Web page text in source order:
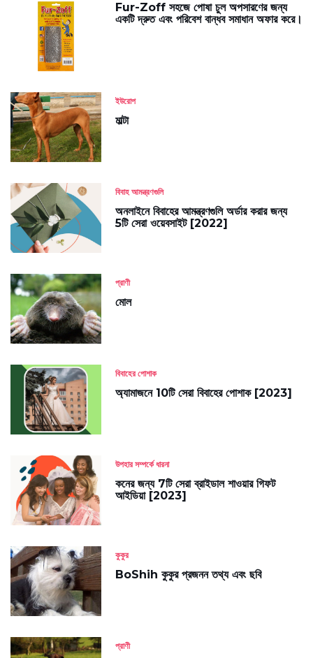
Fur-Zoff সহজে পোষা চুল অপসারণের জন্য
একটি দ্রুত এবং পরিবেশ বান্ধব সমাধান অফার করে।
ইউরোপ
মাল্টা
বিবাহ আমন্ত্রণগুলি
অনলাইনে বিবাহের আমন্ত্রণগুলি অর্ডার করার জন্য
5টি সেরা ওয়েবসাইট [2022]
প্রাণী
মোল
বিবাহের পোশাক
অ্যামাজনে 10টি সেরা বিবাহের পোশাক [2023]
উপহার সম্পর্কে ধারনা
কনের জন্য 7টি সেরা ব্রাইডাল শাওয়ার গিফট
আইডিয়া [2023]
কুকুর
BoShih কুকুর প্রজনন তথ্য এবং ছবি
প্রাণী